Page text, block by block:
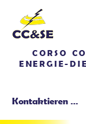
Kontaktieren Sie uns
CORSO
ENERGIE-